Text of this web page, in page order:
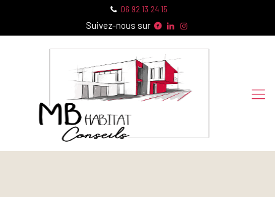
06 92 13 24 15
Suivez-nous sur